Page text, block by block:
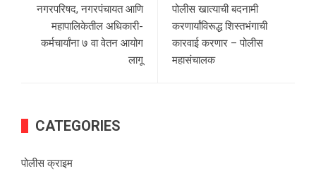
नगरपरिषद, नगरपंचायत आणि
महापालिकेतील अधिकारी-
कर्मचार्यांना ७ वा वेतन आयोग
लागू
पोलीस खात्याची बदनामी
करणार्यांविरूद्ध शिस्तभंगाची
कारवाई करणार – पोलीस
महासंचालक
CATEGORIES
पोलीस क्राइम